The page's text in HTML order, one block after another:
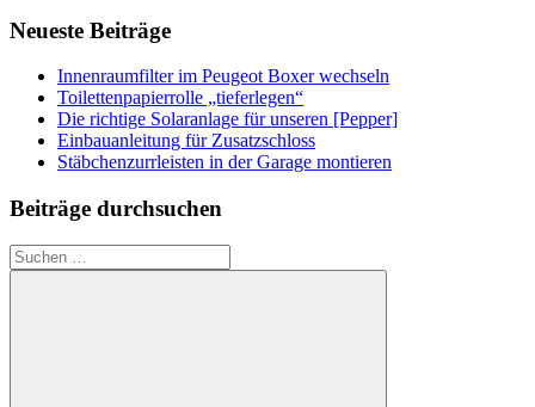
Neueste Beiträge
Innenraumfilter im Peugeot Boxer wechseln
Toilettenpapierrolle „tieferlegen“
Die richtige Solaranlage für unseren [Pepper]
Einbauanleitung für Zusatzschloss
Stäbchenzurrleisten in der Garage montieren
Beiträge durchsuchen
Suchen
nach: